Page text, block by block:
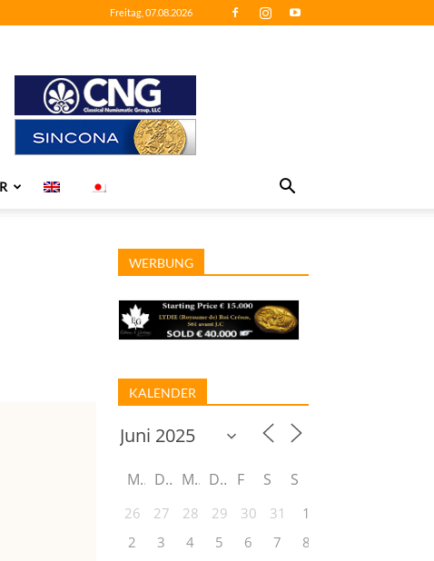
Freitag, 07.08.2026
WERBUNG
KALENDER
M D M D F S S
26 27 28 29 30 31
1
2
3 4 5 6 7
8